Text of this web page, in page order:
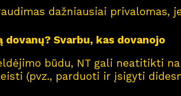
dažniausiai privalomas,
Svarbu, kas dovanojo
būdu, NT gali neatitikti
(pvz., parduoti ir įsigyti